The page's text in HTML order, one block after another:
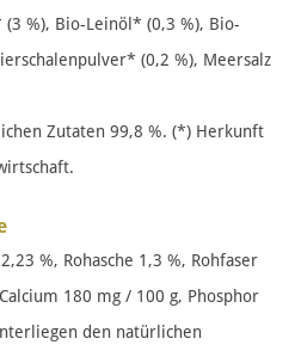
%), Bio-Leinöl* (0,3 %), Bio-
(0,2 %), Meersalz
Zutaten 99,8 %. (*) Herkunft
%, Rohasche 1,3 %, Rohfaser
180 mg / 100 g, Phosphor
den natürlichen